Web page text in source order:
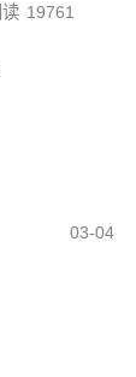
19761
03-04